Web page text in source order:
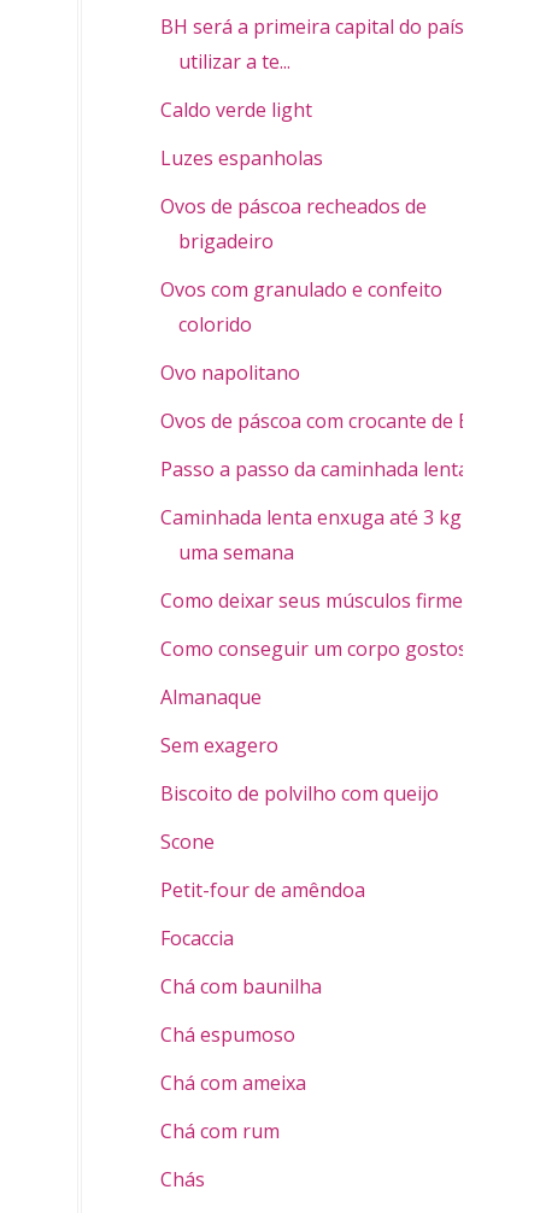
BH será a primeira capital do país a
utilizar a te...
Caldo verde light
Luzes espanholas
Ovos de páscoa recheados de
brigadeiro
Ovos com granulado e confeito
colorido
Ovo napolitano
Ovos de páscoa com crocante de Bis
Passo a passo da caminhada lenta
Caminhada lenta enxuga até 3 kg em
uma semana
Como deixar seus músculos firmes
Como conseguir um corpo gostoso
Almanaque
Sem exagero
Biscoito de polvilho com queijo
Scone
Petit-four de amêndoa
Focaccia
Chá com baunilha
Chá espumoso
Chá com ameixa
Chá com rum
Chás